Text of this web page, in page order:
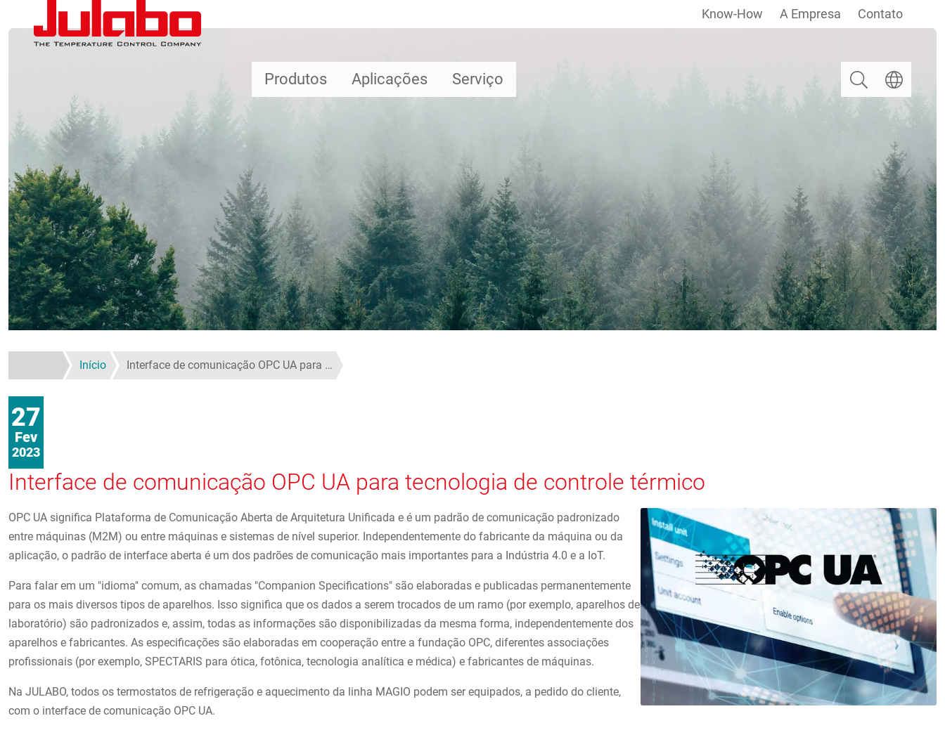
Passar para o conteúdo principal
Produtos Aplicações Serviço
Know-How A Empresa Contato
PesquisarEscolha um
Início Interface de comunicação OPC UA para …
27
Fev
2023
Interface de comunicação OPC UA para tecnologia de controle térmico
OPC UA significa Plataforma de Comunicação Aberta de Arquitetura Unificada e é um padrão de comunicação padronizado
entre máquinas (M2M) ou entre máquinas e sistemas de nível superior. Independentemente do fabricante da máquina ou da
aplicação, o padrão de interface aberta é um dos padrões de comunicação mais importantes para a Indústria 4.0 e a IoT.
Para falar em um "idioma" comum, as chamadas "Companion Specifications" são elaboradas e publicadas permanentemente
para os mais diversos tipos de aparelhos. Isso significa que os dados a serem trocados de um ramo (por exemplo, aparelhos de
laboratório) são padronizados e, assim, todas as informações são disponibilizadas da mesma forma, independentemente dos
aparelhos e fabricantes. As especificações são elaboradas em cooperação entre a fundação OPC, diferentes associações
profissionais (por exemplo, SPECTARIS para ótica, fotônica, tecnologia analítica e médica) e fabricantes de máquinas.
Na JULABO, todos os termostatos de refrigeração e aquecimento da linha MAGIO podem ser equipados, a pedido do cliente,
com o interface de comunicação OPC UA.